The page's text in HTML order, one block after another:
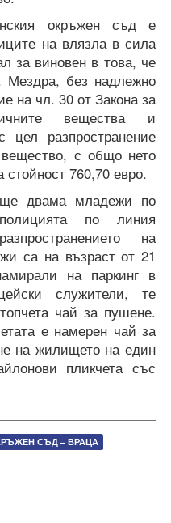
окръжен съд е
на влязла в сила
за виновен в това, че
Мездра, без надлежно
на чл. 30 от Закона за
вещества и
цел разпространение
вещество, с общо нето
760,70 евро.
двама младежи по
по линия
на
са на възраст от 21
на паркинг в
служители, те
чай за пушене.
е намерен чай за
на жилището на един
пликчета със
СЪД – ВРАЦА